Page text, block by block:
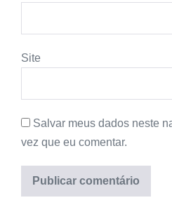
Site
Salvar meus dados neste
vez que eu comentar.